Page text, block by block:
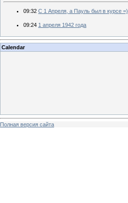
09:32 С 1 Апреля, а Пауль был в курсе =)
09:24 1 апреля 1942 года
Calendar
Полная версия сайта